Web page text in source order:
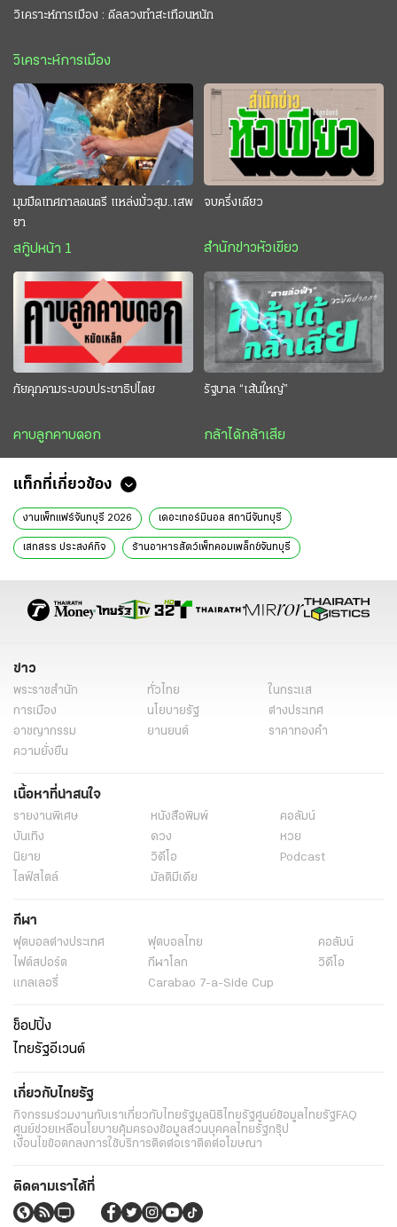
วิเคราะห์การเมือง : ดีลลวงทำสะเทือนหนัก
วิเคราะห์การเมือง
มุมมืดเทศกาลดนตรี แหล่งมั่วสุม..เสพ
ยา
สกู๊ปหน้า 1
จบครึ่งเดียว
สำนักข่าวหัวเขียว
ภัยคุกคามระบอบประชาธิปไตย
คาบลูกคาบดอก
รัฐบาล “เส้นใหญ่”
กล้าได้กล้าเสีย
แท็กที่เกี่ยวข้อง
งานเพ็ทแฟร์จันทบุรี 2026 เดอะเทอร์มินอล สถานีจันทบุรี
เสกสรร ประสงค์กิจ ร้านอาหารสัตว์เพ็ทคอมเพล็กซ์จันทบุรี
การผลิตอาหารสัตว์เลี้ยง หนังสือพิมพ์ไทยรัฐ ข่าวหนังสือพิมพ์
ข่าว
พระราชสำนัก ทั่วไทย
ในกระแส
การเมือง
นโยบายรัฐ
ต่างประเทศ
อาชญากรรม
ยานยนต์
ราคาทองคำ
ความยั่งยืน
เนื้อหาที่น่าสนใจ
รายงานพิเศษ หนังสือพิมพ์
คอลัมน์
บันเทิง
ดวง
หวย
นิยาย
วิดีโอ
Podcast
ไลฟ์สไตล์
มัลติมีเดีย
กีฬา
ฟุตบอลต่่างประเทศ ฟุตบอลไทย
คอลัมน์
ไฟต์สปอร์ต
กีฬาโลก
วิดีโอ
แกลเลอรี่
Carabao 7-a-Side Cup
ช็อปปิ้ง
ไทยรัฐอีเวนต์
เกี่ยวกับไทยรัฐ
กิจกรรมร่วมงานกับเราเกี่ยวกับไทยรัฐมูลนิธิไทยรัฐศูนย์ข้อมูลไทยรัฐFAQ
ศูนย์ช่วยเหลือนโยบายคุ้มครองข้อมูลส่วนบุคคลไทยรัฐกรุ๊ป
เงื่อนไขข้อตกลงการใช้บริการติดต่อเราติดต่อโฆษณา
ติดตามเราได้ที่